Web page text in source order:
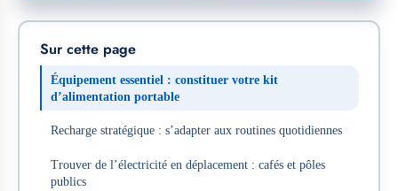
Sur cette page
Équipement essentiel : constituer votre kit
d’alimentation portable
Recharge stratégique : s’adapter aux routines quotidiennes
Trouver de l’électricité en déplacement : cafés et pôles
publics